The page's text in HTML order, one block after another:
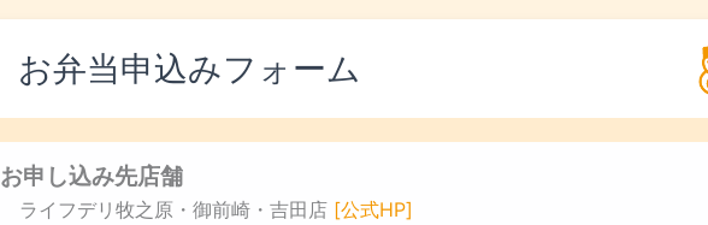
お弁当申込みフォーム
お申し込み先店舗
ライフデリ牧之原・御前崎・吉田店 [公式HP]